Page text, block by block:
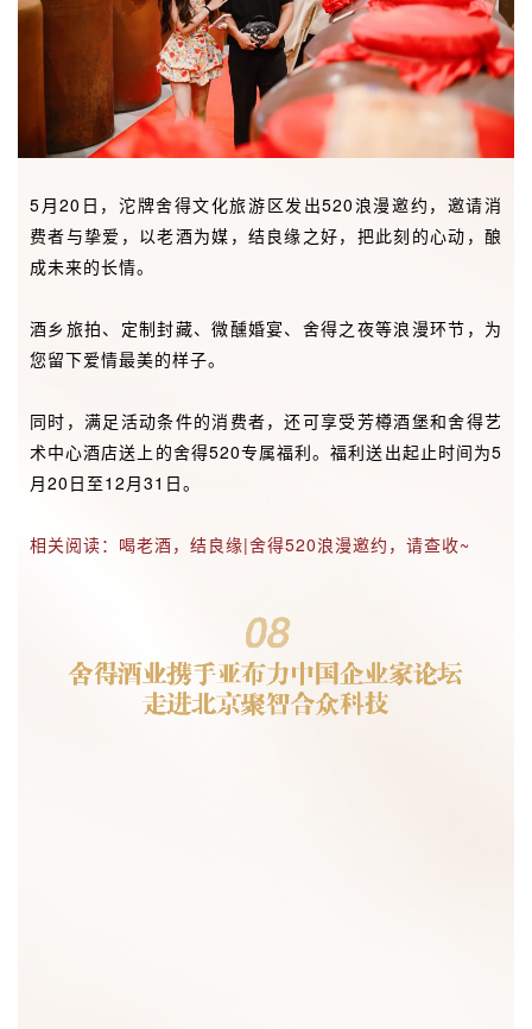
5月20日，沱牌舍得文化旅游区发出520浪漫邀约，邀请消
费者与挚爱，以老酒为媒，结良缘之好，把此刻的心动，酿
成未来的长情。
酒乡旅拍、定制封藏、微醺婚宴、舍得之夜等浪漫环节，为
您留下爱情最美的样子。
同时，满足活动条件的消费者，还可享受芳樽酒堡和舍得艺
术中心酒店送上的舍得520专属福利。福利送出起止时间为5
月20日至12月31日。
相关阅读：喝老酒，结良缘|舍得520浪漫邀约，请查收~